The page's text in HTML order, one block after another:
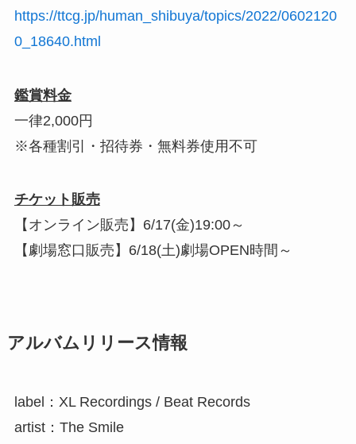
https://ttcg.jp/human_shibuya/topics/2022/0602120
0_18640.html
鑑賞料金
一律2,000円
※各種割引・招待券・無料券使用不可
チケット販売
【オンライン販売】6/17(金)19:00～
【劇場窓口販売】6/18(土)劇場OPEN時間～
アルバムリリース情報
label：XL Recordings / Beat Records
artist：The Smile